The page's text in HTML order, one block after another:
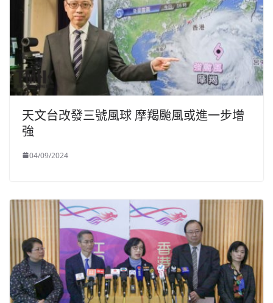
天文台改發三號風球 摩羯颱風或進一步增
強
04/09/2024